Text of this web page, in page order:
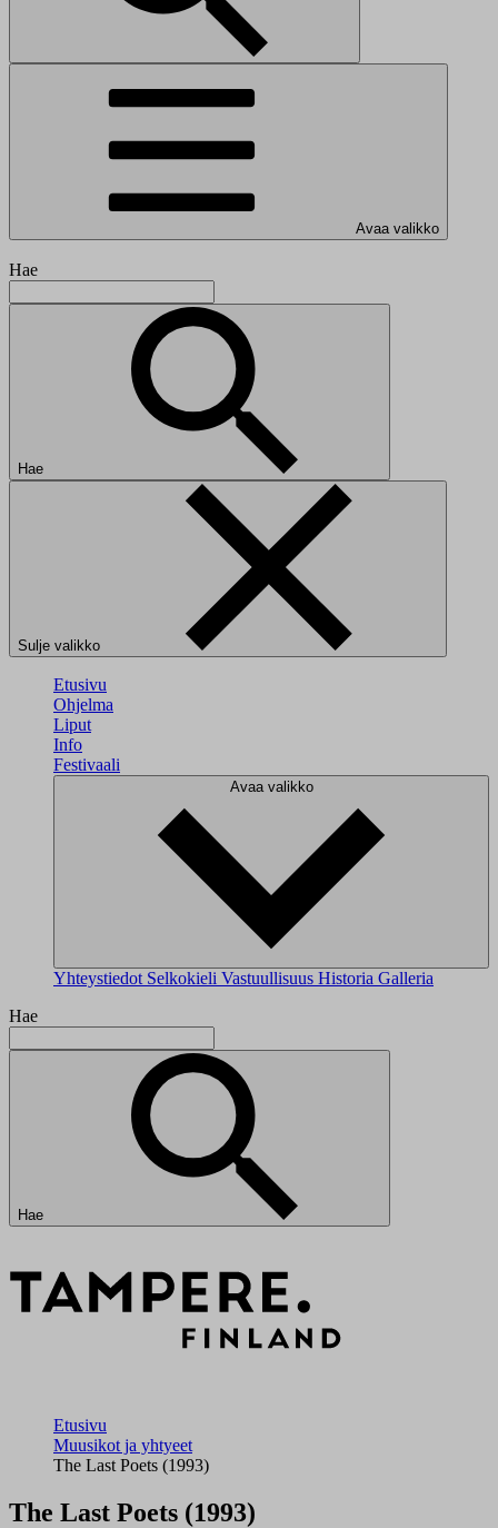
Avaa valikko
Hae
Hae
Sulje valikko
Etusivu
Ohjelma
Liput
Info
Festivaali
Avaa valikko
Yhteystiedot Selkokieli Vastuullisuus Historia Galleria
Hae
Hae
Etusivu
Muusikot ja yhtyeet
The Last Poets (1993)
The Last Poets (1993)